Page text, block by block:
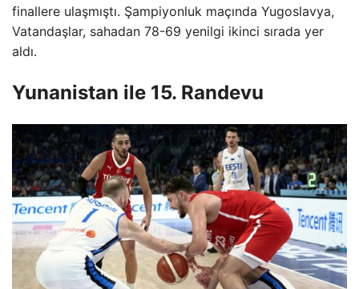
finallere ulaşmıştı. Şampiyonluk maçında Yugoslavya,
Vatandaşlar, sahadan 78-69 yenilgi ikinci sırada yer
aldı.
Yunanistan ile 15. Randevu